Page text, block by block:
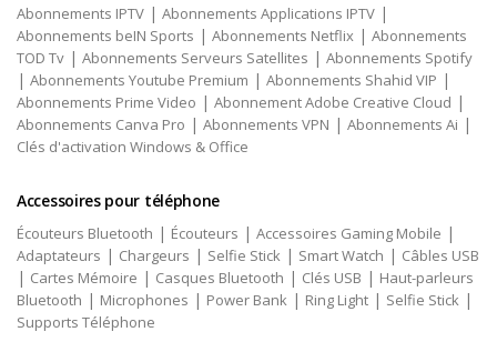
Abonnements IPTV | Abonnements Applications IPTV |
Abonnements beIN Sports | Abonnements Netflix | Abonnements
TOD Tv | Abonnements Serveurs Satellites | Abonnements Spotify
| Abonnements Youtube Premium | Abonnements Shahid VIP |
Abonnements Prime Video | Abonnement Adobe Creative Cloud |
Abonnements Canva Pro | Abonnements VPN | Abonnements Ai |
Clés d'activation Windows & Office
Accessoires pour téléphone
Écouteurs Bluetooth | Écouteurs | Accessoires Gaming Mobile |
Adaptateurs | Chargeurs | Selfie Stick | Smart Watch | Câbles USB
| Cartes Mémoire | Casques Bluetooth | Clés USB | Haut-parleurs
Bluetooth | Microphones | Power Bank | Ring Light | Selfie Stick |
Supports Téléphone